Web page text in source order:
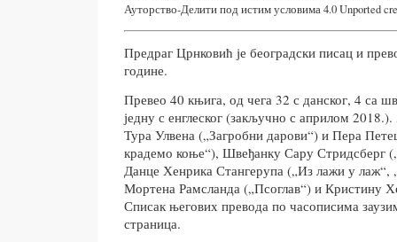
Ауторство-Делити под истим условима 4.0 Unported
Предраг Црнковић је београдски писац и
године.
Превео 40 књига, од чега 32 с данског, 4 са
једну с енглеског (закључно с априлом
Тура Улвена („Загробни дарови“) и Пера
крадемо коње“), Швеђанку Сару Стридсберг
Данце Хенрика Стангерупа („Из лажи у лаж“,
Мортена Рамсланда („Псоглав“) и Кристину
Списак његових превода по часописима
страница.